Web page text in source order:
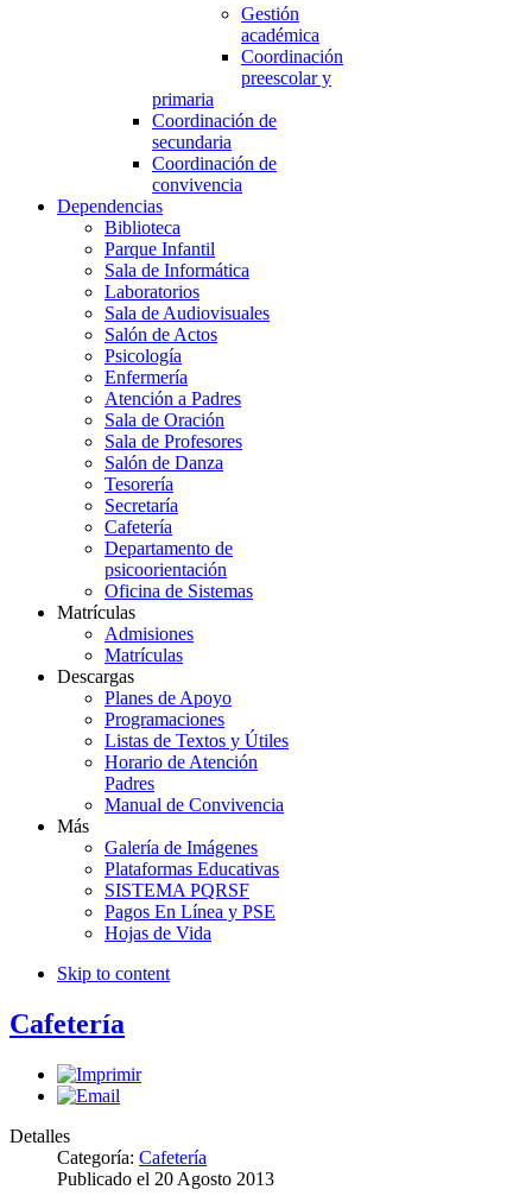
Gestión
académica
Coordinación
preescolar y
primaria
Coordinación de
secundaria
Coordinación de
convivencia
Dependencias
Biblioteca
Parque Infantil
Sala de Informática
Laboratorios
Sala de Audiovisuales
Salón de Actos
Psicología
Enfermería
Atención a Padres
Sala de Oración
Sala de Profesores
Salón de Danza
Tesorería
Secretaría
Cafetería
Departamento de
psicoorientación
Oficina de Sistemas
Matrículas
Admisiones
Matrículas
Descargas
Planes de Apoyo
Programaciones
Listas de Textos y Útiles
Horario de Atención
Padres
Manual de Convivencia
Más
Galería de Imágenes
Plataformas Educativas
SISTEMA PQRSF
Pagos En Línea y PSE
Hojas de Vida
Skip to content
Cafetería
Detalles
Categoría: Cafetería
Publicado el 20 Agosto 2013